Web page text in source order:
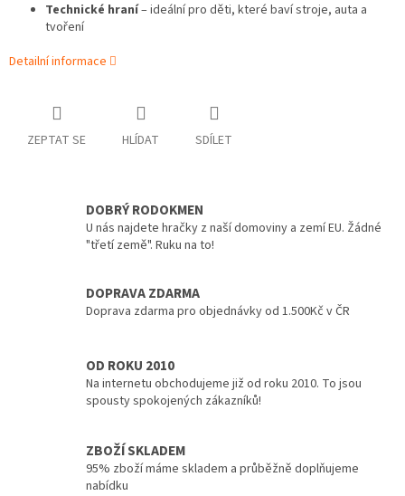
Technické hraní– ideální pro děti, které baví stroje, auta a
tvoření
Detailní informace
ZEPTAT SE HLÍDAT SDÍLET
DOBRÝ RODOKMEN
U nás najdete hračky z naší domoviny a zemí EU. Žádné
"třetí země". Ruku na to!
DOPRAVA ZDARMA
Doprava zdarma pro objednávky od 1.500Kč v ČR
OD ROKU 2010
Na internetu obchodujeme již od roku 2010. To jsou
spousty spokojených zákazníků!
ZBOŽÍ SKLADEM
95% zboží máme skladem a průběžně doplňujeme
nabídku